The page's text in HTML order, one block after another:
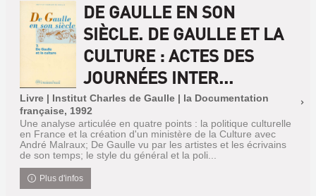
DE GAULLE EN SON
SIÈCLE. DE GAULLE ET LA
CULTURE : ACTES DES
JOURNÉES INTER...
Livre | Institut Charles de Gaulle | la Documentation
française, 1992
Une analyse articulée en quatre points : la politique culturelle
en France et la création d'un ministère de la Culture avec
André Malraux; De Gaulle vu par les artistes et les écrivains
de son temps; le style du général et la poli...
Plus d'infos